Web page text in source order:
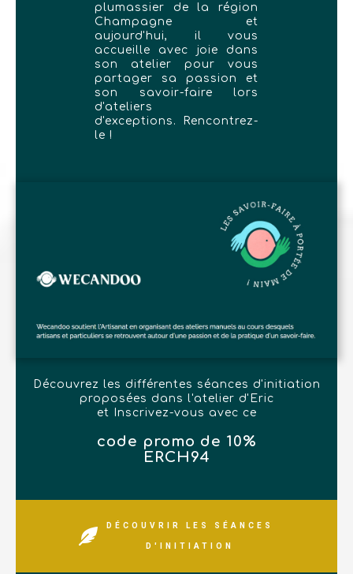
plumassier de la région
Champagne et
aujourd'hui, il vous
accueille avec joie dans
son atelier pour vous
partager sa passion et
son savoir-faire lors
d'ateliers
d'exceptions. Rencontrez-
le !
Découvrez les différentes séances d'initiation
proposées dans l'atelier d'Eric
et Inscrivez-vous avec ce
code promo de 10%
ERCH94
DÉCOUVRIR LES SÉANCES
D'INITIATION